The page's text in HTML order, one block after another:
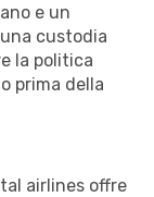
e un
custodia
la politica
prima della
airlines offre